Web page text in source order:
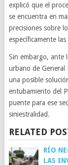
explicó que el
se encuentra en
precisiones sobre
específicamente
Sin embargo, ante
urbano de General
una posible
entubamiento del
puente para ese
siniestralidad.
RELATED
RÍO
LAS